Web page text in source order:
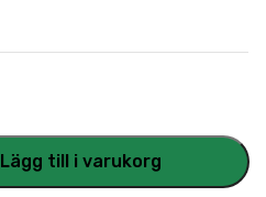
Lägg till i varukorg